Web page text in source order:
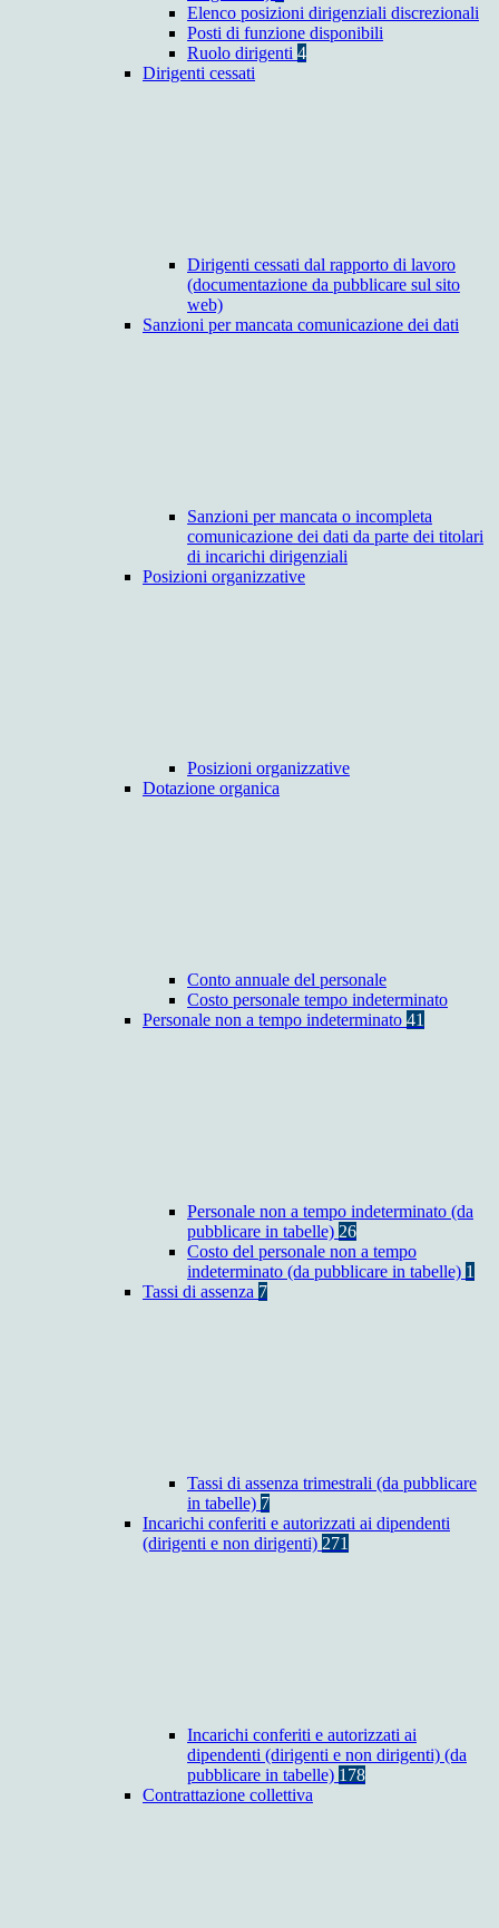
Elenco posizioni dirigenziali discrezionali
Posti di funzione disponibili
Ruolo dirigenti 4
Dirigenti cessati
Dirigenti cessati dal rapporto di lavoro
(documentazione da pubblicare sul sito
web)
Sanzioni per mancata comunicazione dei dati
Sanzioni per mancata o incompleta
comunicazione dei dati da parte dei titolari
di incarichi dirigenziali
Posizioni organizzative
Posizioni organizzative
Dotazione organica
Conto annuale del personale
Costo personale tempo indeterminato
Personale non a tempo indeterminato 41
Personale non a tempo indeterminato (da
pubblicare in tabelle) 26
Costo del personale non a tempo
indeterminato (da pubblicare in tabelle) 1
Tassi di assenza 7
Tassi di assenza trimestrali (da pubblicare
in tabelle) 7
Incarichi conferiti e autorizzati ai dipendenti
(dirigenti e non dirigenti) 271
Incarichi conferiti e autorizzati ai
dipendenti (dirigenti e non dirigenti) (da
pubblicare in tabelle) 178
Contrattazione collettiva